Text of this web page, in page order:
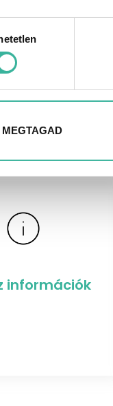
MEGTAGAD
autót keresek
információk